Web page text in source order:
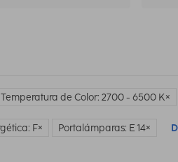
Temperatura de Color: 2700 - 6500 K
F Portalámparas: E 14